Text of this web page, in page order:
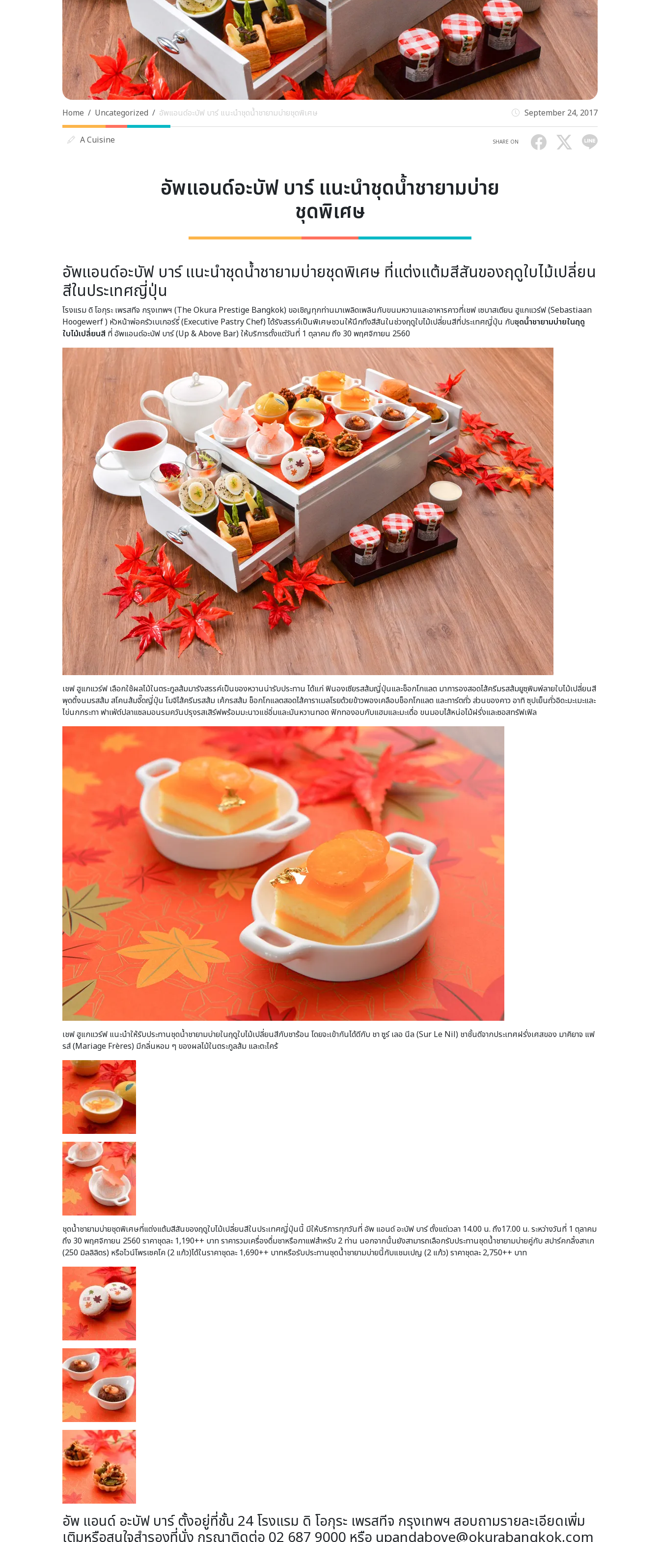
Home Uncategorized อัพแอนด์อะบัฟ บาร์ แนะนำชุดน้ำชายามบ่ายชุดพิเศษ September 24, 2017
A Cuisine SHARE ON
อัพแอนด์อะบัฟ บาร์ แนะนำชุดน้ำชายามบ่าย
ชุดพิเศษ
อัพแอนด์อะบัฟ บาร์ แนะนำชุดน้ำชายามบ่ายชุดพิเศษ ที่แต่งแต้มสีสันของฤดูใบไม้เปลี่ยน
สีในประเทศญี่ปุ่น
โรงแรม ดิ โอกุระ เพรสทีจ กรุงเทพฯ (The Okura Prestige Bangkok) ขอเชิญทุกท่านมาเพลิดเพลินกับขนมหวานและอาหารคาวที่เชฟ เซบาสเตียน ฮูแกแวร์ฟ (Sebastiaan
Hoogewerf ) หัวหน้าพ่อครัวเบเกอร์รี่ (Executive Pastry Chef) ได้รังสรรค์เป็นพิเศษชวนให้นึกถึงสีสันในช่วงฤดูใบไม้เปลี่ยนสีที่ประเทศญี่ปุ่น กับชุดน้ำชายามบ่ายในฤดู
ใบไม้เปลี่ยนสี ที่ อัพแอนด์อะบัฟ บาร์ (Up & Above Bar) ให้บริการตั้งแต่วันที่ 1 ตุลาคม ถึง 30 พฤศจิกายน 2560
เชฟ ฮูแกแวร์ฟ เลือกใช้ผลไม้ในตระกูลส้มมารังสรรค์เป็นของหวานน่ารับประทาน ได้แก่ ฟินองเซียรสส้มญี่ปุ่นและช็อกโกแลต มาการองสอดไส้ครีมรสส้มยูซุพิมพ์ลายใบไม้เปลี่ยนสี
พุดดิ้งนมรสส้ม สโคนส้มจี๊ดญี่ปุ่น โมจิไส้ครีมรสส้ม เค้กรสส้ม ช็อกโกแลตสอดไส้คาราเมลโรยด้วยข้าวพองเคลือบช็อกโกแลต และทาร์ตถั่ว ส่วนของคาว อาทิ ซุปเย็นถั่วอิดะมะเมะและ
ไข่นกกระทา ฟาเฟ่ต์ปลาแซลมอนรมควันปรุงรสเสิร์ฟพร้อมมะนาวแช่อิ่มและมันหวานทอด ฟักทองอบกับแฮมและมะเดื่อ ขนมอบไส้หน่อไม้ฝรั่งและซอสทรัฟเฟิล
เชฟ ฮูแกแวร์ฟ แนะนำให้รับประทานชุดน้ำชายามบ่ายในฤดูใบไม้เปลี่ยนสีกับชาร้อน โดยจะเข้ากันได้ดีกับ ชา ซูร์ เลอ นีล (Sur Le Nil) ชาชั้นดีจากประเทศฝรั่งเศสของ มาคิยาจ แฟ
รส์ (Mariage Frères) มีกลิ่นหอม ๆ ของผลไม้ในตระกูลส้ม และตะไคร้
ชุดน้ำชายามบ่ายชุดพิเศษที่แต่งแต้มสีสันของฤดูใบไม้เปลี่ยนสีในประเทศญี่ปุ่นนี้ มีให้บริการทุกวันที่ อัพ แอนด์ อะบัฟ บาร์ ตั้งแต่เวลา 14.00 น. ถึง17.00 น. ระหว่างวันที่ 1 ตุลาคม
ถึง 30 พฤศจิกายน 2560 ราคาชุดละ 1,190++ บาท ราคารวมเครื่องดื่มชาหรือกาแฟสำหรับ 2 ท่าน นอกจากนั้นยังสามารถเลือกรับประทานชุดน้ำชายามบ่ายคู่กับ สปาร์คกลิ้งสาเก
(250 มิลลิลิตร) หรือไวน์โพรเซคโค (2 แก้ว)ได้ในราคาชุดละ 1,690++ บาทหรือรับประทานชุดน้ำชายามบ่ายนี้กับแชมเปญ (2 แก้ว) ราคาชุดละ 2,750++ บาท
อัพ แอนด์ อะบัฟ บาร์ ตั้งอยู่ที่ชั้น 24 โรงแรม ดิ โอกุระ เพรสทีจ กรุงเทพฯ สอบถามรายละเอียดเพิ่ม